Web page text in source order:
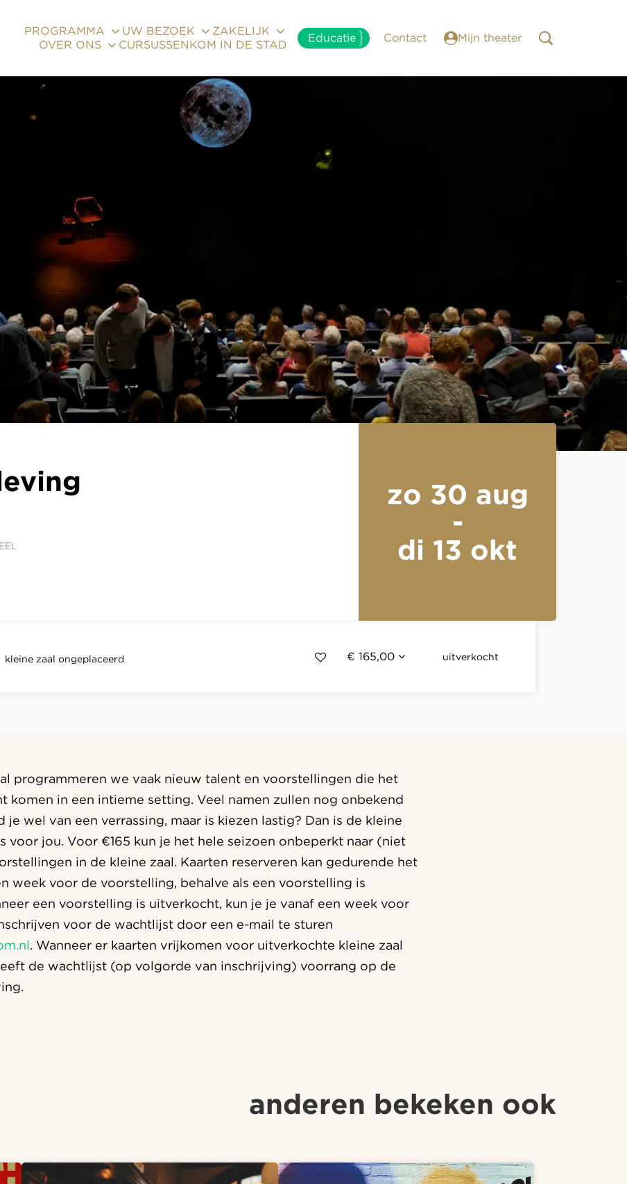
PROGRAMMA UW BEZOEK
ZAKELIJK
OVER ONS
CURSUSSENKOM IN DE STAD
Educatie Contact Mijn theater
zo 30 aug
-
di 13 okt
kleine zaal ongeplaceerd € 165,00 uitverkocht
programmeren we vaak nieuw talent en voorstellingen die het
komen in een intieme setting. Veel namen zullen nog onbekend
je wel van een verrassing, maar is kiezen lastig? Dan is de kleine
voor jou. Voor €165 kun je het hele seizoen onbeperkt naar (niet
in de kleine zaal. Kaarten reserveren kan gedurende het
week voor de voorstelling, behalve als een voorstelling is
een voorstelling is uitverkocht, kun je je vanaf een week voor
voor de wachtlijst door een e-mail te sturen
. Wanneer er kaarten vrijkomen voor uitverkochte kleine zaal
de wachtlijst (op volgorde van inschrijving) voorrang op de
anderen bekeken ook